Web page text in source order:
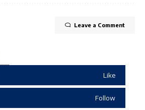
Leave a Comment
Like
Follow